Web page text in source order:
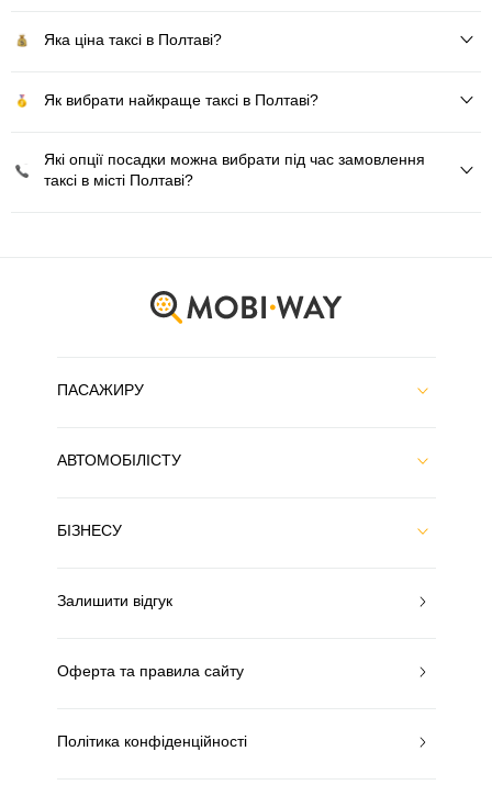
Яка ціна таксі в Полтаві?
Як вибрати найкраще таксі в Полтаві?
Які опції посадки можна вибрати під час замовлення
таксі в місті Полтаві?
ПАСАЖИРУ
АВТОМОБІЛІСТУ
БІЗНЕСУ
Залишити відгук
Оферта та правила сайту
Політика конфіденційності